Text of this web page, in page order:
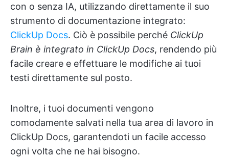
con o senza IA, utilizzando direttamente il suo
strumento di documentazione integrato:
ClickUp Docs. Ciò è possibile perché ClickUp
Brain è integrato in ClickUp Docs, rendendo più
facile creare e effettuare le modifiche ai tuoi
testi direttamente sul posto.
Inoltre, i tuoi documenti vengono
comodamente salvati nella tua area di lavoro in
ClickUp Docs, garantendoti un facile accesso
ogni volta che ne hai bisogno.